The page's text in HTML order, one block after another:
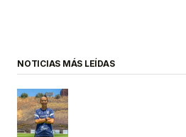
NOTICIAS MÁS LEÍDAS